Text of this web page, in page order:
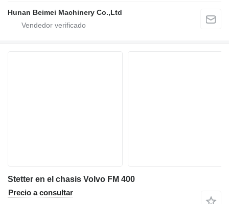
Hunan Beimei Machinery Co.,Ltd
Stetter en el chasis Volvo FM 400
Precio a consultar